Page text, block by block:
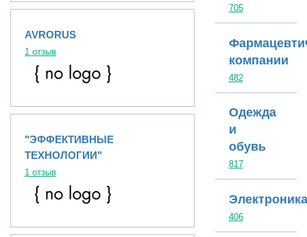
AVRORUS
1 отзыв
"ЭФФЕКТИВНЫЕ
ТЕХНОЛОГИИ"
1 отзыв
705
компании
482
Одежда
и
обувь
817
Электроника
406